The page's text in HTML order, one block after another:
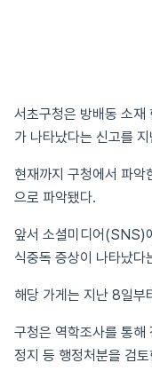
서초구청은 방배동 소재
가 나타났다는 신고를
현재까지 구청에서 파
으로 파악됐다.
앞서 소셜미디어(SNS)
식중독 증상이 나타났다
해당 가게는 지난 8일부
구청은 역학조사를 통해
정지 등 행정처분을 검